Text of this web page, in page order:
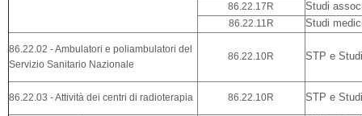
86.22.17R
Studi
86.22.11R
Studi
86.22.02 - Ambulatori e poliambulatori del
Servizio Sanitario Nazionale
86.22.10R STP e
86.22.03 - Attività dei centri di radioterapia 86.22.10R STP e